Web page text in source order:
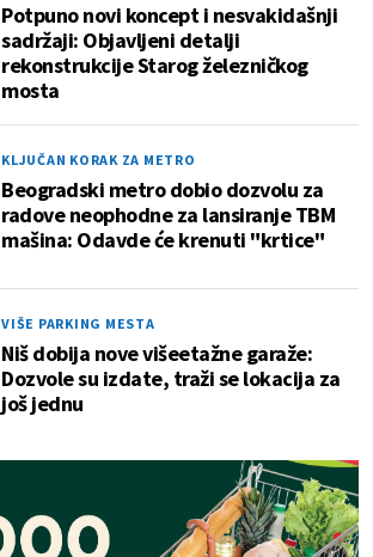
Potpuno novi koncept i nesvakidašnji
sadržaji: Objavljeni detalji
rekonstrukcije Starog železničkog
mosta
KLJUČAN KORAK ZA METRO
Beogradski metro dobio dozvolu za
radove neophodne za lansiranje TBM
mašina: Odavde će krenuti "krtice"
VIŠE PARKING MESTA
Niš dobija nove višeetažne garaže:
Dozvole su izdate, traži se lokacija za
još jednu